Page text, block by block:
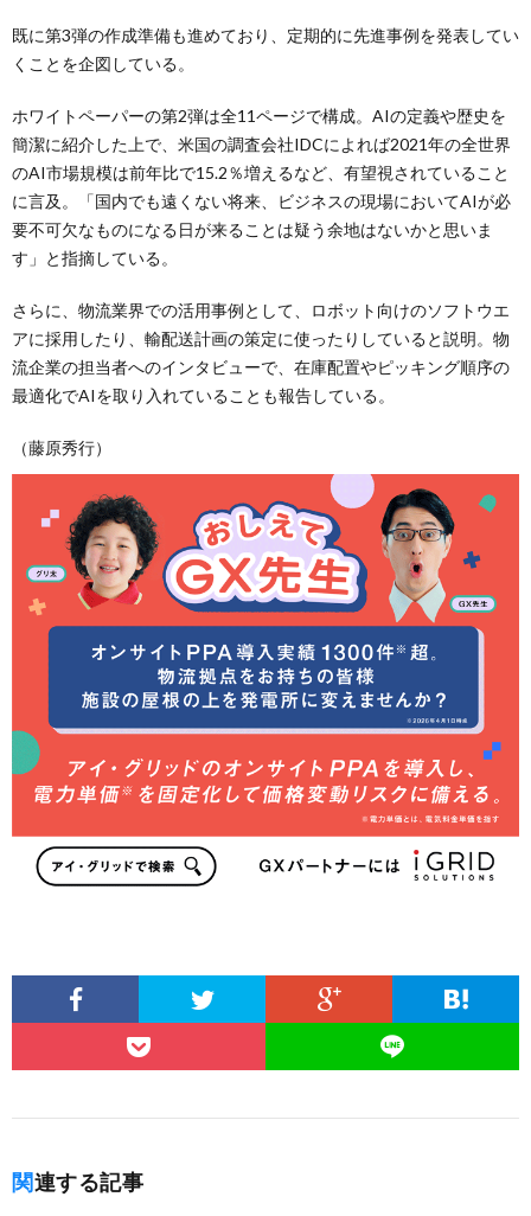
既に第3弾の作成準備も進めており、定期的に先進事例を発表してい
くことを企図している。
ホワイトペーパーの第2弾は全11ページで構成。AIの定義や歴史を
簡潔に紹介した上で、米国の調査会社IDCによれば2021年の全世界
のAI市場規模は前年比で15.2％増えるなど、有望視されていること
に言及。「国内でも遠くない将来、ビジネスの現場においてAIが必
要不可欠なものになる日が来ることは疑う余地はないかと思いま
す」と指摘している。
さらに、物流業界での活用事例として、ロボット向けのソフトウエ
アに採用したり、輸配送計画の策定に使ったりしていると説明。物
流企業の担当者へのインタビューで、在庫配置やピッキング順序の
最適化でAIを取り入れていることも報告している。
（藤原秀行）
関連する記事